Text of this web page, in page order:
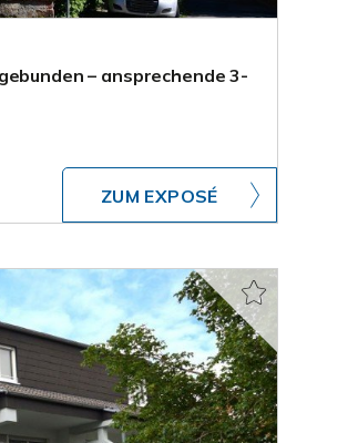
– ansprechende 3-
ZUM EXPOSÉ